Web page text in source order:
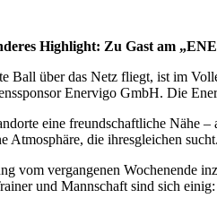
Highlight: Zu Gast am
Ball über das Netz fliegt, ist im
Enervigo GmbH. Die
eine freundschaftliche Nähe
Atmosphäre, die ihresgleichen sucht.
vom vergangenen Wochenende
und Mannschaft sind sich